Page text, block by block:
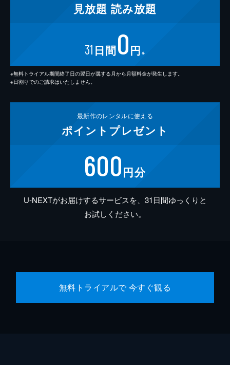
見放題 読み放題
31 日間0円 ※
※無料トライアル期間終了日の翌日が属する月から月額料金が発生します。
※日割りでのご請求はいたしません。
最新作のレンタルに使える
ポイント プレゼント
600円分
U-NEXTがお届けするサービスを、31日間ゆっくりと
お試しください。
無料トライアルで 今すぐ観る